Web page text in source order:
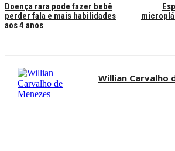
Doença rara pode fazer bebê
perder fala e mais habilidades
aos 4 anos
Willian Carvalho